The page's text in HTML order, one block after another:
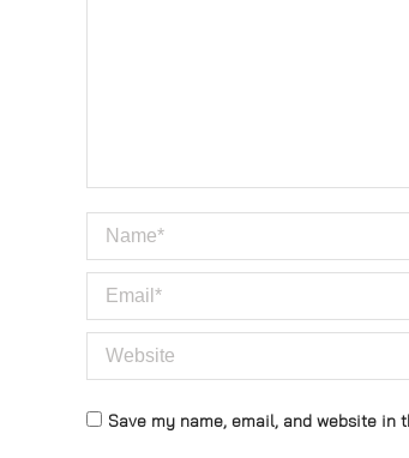
Name *
Email *
Website
Save my name, email, and website in